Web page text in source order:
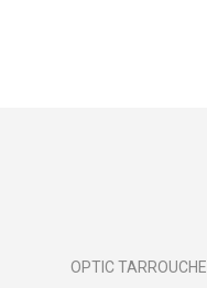
OPTIC